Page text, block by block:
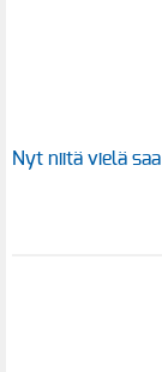
Nyt niitä vielä saa